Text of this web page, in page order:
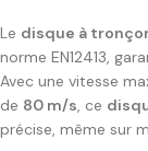
Le disque à
norme EN12413,
Avec une vitesse
de 80 m/s, ce
précise, même sur